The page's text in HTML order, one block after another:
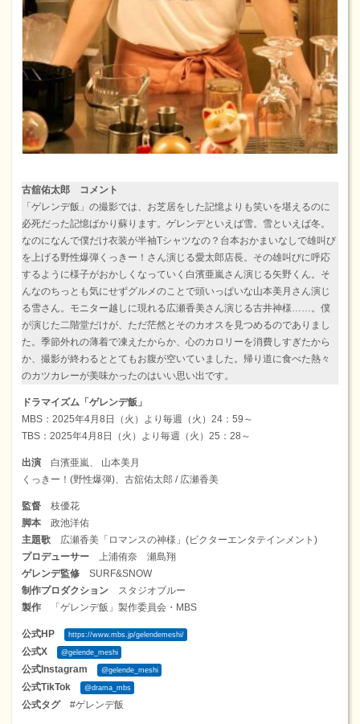
古舘佑太郎 コメント
「ゲレンデ飯」の撮影では、お芝居をした記憶よりも笑いを堪えるのに
必死だった記憶ばかり蘇ります。ゲレンデといえば雪。雪といえば冬。
なのになんで僕だけ衣装が半袖Tシャツなの？台本おかまいなしで雄叫び
を上げる野性爆弾くっきー！さん演じる愛太郎店長。その雄叫びに呼応
するように様子がおかしくなっていく白濱亜嵐さん演じる矢野くん。そ
んなのちっとも気にせずグルメのことで頭いっぱいな山本美月さん演じ
る雪さん。モニター越しに現れる広瀬香美さん演じる古井神様……。僕
が演じた二階堂だけが、ただ茫然とそのカオスを見つめるのでありまし
た。季節外れの薄着で凍えたからか、心のカロリーを消費しすぎたから
か、撮影が終わるととてもお腹が空いていました。帰り道に食べた熱々
のカツカレーが美味かったのはいい思い出です。
ドラマイズム「ゲレンデ飯」
MBS：2025年4月8日（火）より毎週（火）24：59～
TBS：2025年4月8日（火）より毎週（火）25：28～
出演 白濱亜嵐、 山本美月
くっきー！(野性爆弾)、古舘佑太郎 / 広瀬香美
監督 枝優花
脚本 政池洋佑
主題歌 広瀬香美「ロマンスの神様」(ビクターエンタテインメント)
プロデューサー 上浦侑奈 瀬島翔
ゲレンデ監修 SURF&SNOW
制作プロダクション スタジオブルー
製作
「ゲレンデ飯」製作委員会・MBS
公式HP https://www.mbs.jp/gelendemeshi/
公式X @gelende_meshi
公式Instagram @gelende_meshi
公式TikTok @drama_mbs
公式タグ #ゲレンデ飯